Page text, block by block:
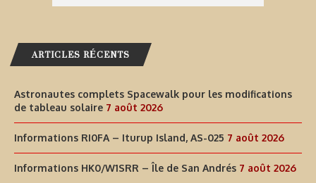
ARTICLES RÉCENTS
Astronautes complets Spacewalk pour les modifications
de tableau solaire 7 août 2026
Informations RI0FA – Iturup Island, AS-025 7 août 2026
Informations HK0/W1SRR – Île de San Andrés 7 août 2026